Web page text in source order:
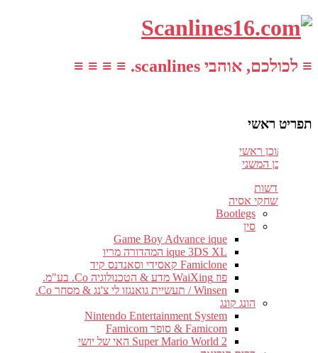
≡ לכולכם, אוהבי scanlines. ≡ ≡ ≡ ≡
תפריט ראשי
עבור לתוכן ראשי
דלג לתוכן המשני
חדשות
משחקי אסיה
Bootlegs
סין
Game Boy Advance ique
ique 3DS XL המהדורה מריו
Famiclone קאסידי וסאנדנס קיד
פוז WaiXing מדע & הטכנולוגיה Co. בע"מ.
Winsen / תעשיית גואנגזו לי צ'נג & מסחר Co.
הונג קונג
Nintendo Entertainment System
Famicom & סופר Famicom
Super Mario World 2 האי של יושי